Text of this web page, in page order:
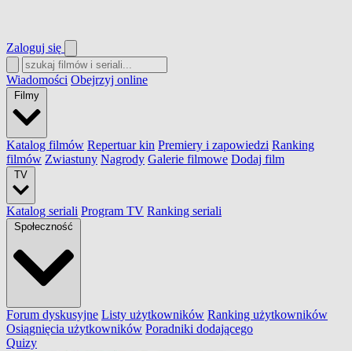
Zaloguj się
Wiadomości Obejrzyj online
Filmy
Katalog filmów Repertuar kin Premiery i zapowiedzi Ranking
filmów Zwiastuny Nagrody Galerie filmowe Dodaj film
TV
Katalog seriali Program TV Ranking seriali
Społeczność
Forum dyskusyjne Listy użytkowników Ranking użytkowników
Osiągnięcia użytkowników Poradniki dodającego
Quizy